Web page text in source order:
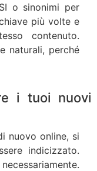
o sinonimi per
più volte e
contenuto.
naturali, perché
i tuoi nuovi
nuovo online, si
indicizzato.